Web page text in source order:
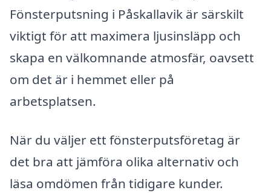
Fönsterputsning i Påskallavik är särskilt
viktigt för att maximera ljusinsläpp och
skapa en välkomnande atmosfär, oavsett
om det är i hemmet eller på
arbetsplatsen.
När du väljer ett fönsterputsföretag är
det bra att jämföra olika alternativ och
läsa omdömen från tidigare kunder.